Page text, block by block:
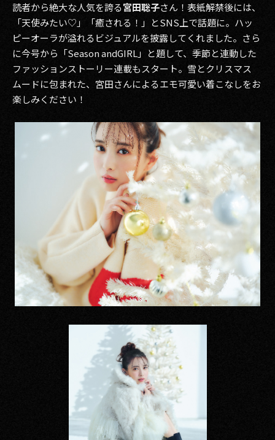
読者から絶大な人気を誇る宮田聡子さん！表紙解禁後には、
「天使みたい♡」「癒される！」とSNS上で話題に。ハッ
ピーオーラが溢れるビジュアルを披露してくれました。さら
に今号から「Season andGIRL」と題して、季節と連動した
ファッションストーリー連載もスタート。雪とクリスマス
ムードに包まれた、宮田さんによるエモ可愛い着こなしをお
楽しみください！